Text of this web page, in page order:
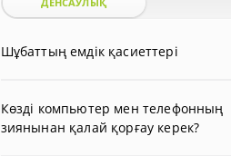
Шұбаттың емдік қасиеттері
Көзді компьютер мен телефонның
зиянынан қалай қорғау керек?